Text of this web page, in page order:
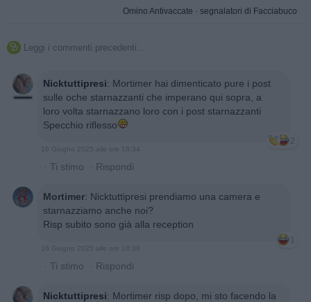
Omino Antivaccate · segnalatori di Facciabuco
 Leggi i commenti precedenti...
Nicktuttipresi: Mortimer hai dimenticato pure i post
sulle oche starnazzanti che imperano qui sopra, a
loro volta starnazzano loro con i post starnazzanti
Specchio riflesso
2
16 Giugno 2025 alle ore 18:34
· Ti stimo · Rispondi
Mortimer: Nicktuttipresi prendiamo una camera e
starnazziamo anche noi?
Risp subito sono già alla reception
1
16 Giugno 2025 alle ore 18:38
· Ti stimo · Rispondi
Nicktuttipresi: Mortimer risp dopo, mi sto facendo la